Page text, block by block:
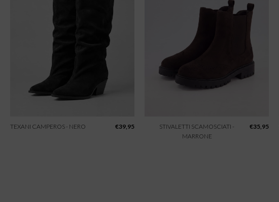
TEXANI CAMPEROS - NERO €39,95
STIVALETTI SCAMOSCIATI -
MARRONE
€35,95